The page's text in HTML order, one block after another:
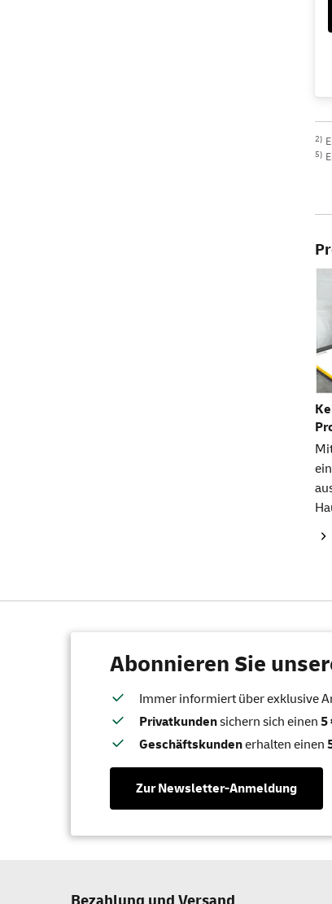
2)
5)
Abonnieren Sie
Immer informiert über exklusive
Privatkundensichern sich einen 5
Geschäftskundenerhalten einen
Zur Newsletter-Anmeldung